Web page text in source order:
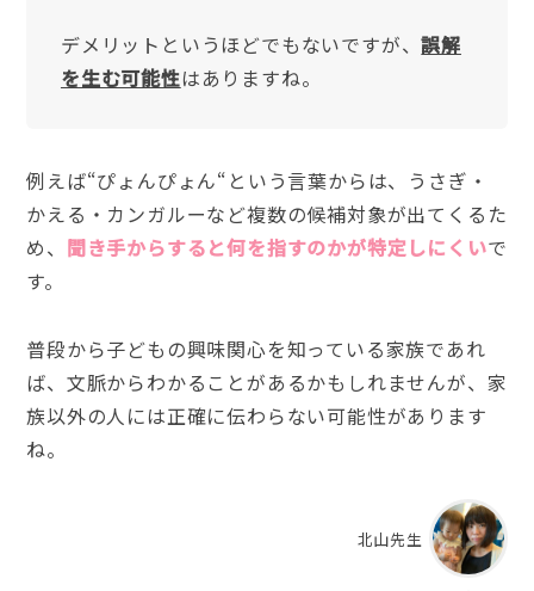
デメリットというほどでもないですが、誤解
を生む可能性はありますね。
例えば“ぴょんぴょん“という言葉からは、うさぎ・
かえる・カンガルーなど複数の候補対象が出てくるた
め、 聞き手からすると何を指すのかが特定しにくいで
す。
普段から子どもの興味関心を知っている家族であれ
ば、文脈からわかることがあるかもしれませんが、家
族以外の人には正確に伝わらない可能性があります
ね。
北山先生